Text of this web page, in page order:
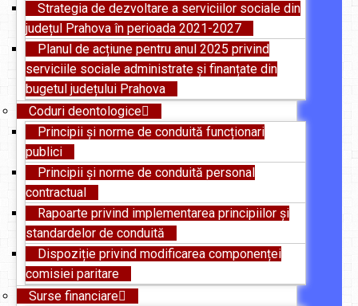
Strategia de dezvoltare a serviciilor sociale din
județul Prahova în perioada 2021-2027
Planul de acțiune pentru anul 2025 privind
serviciile sociale administrate și finanțate din
bugetul județului Prahova
Coduri deontologice
Principii și norme de conduită funcționari
publici
Principii și norme de conduită personal
contractual
Rapoarte privind implementarea principiilor și
standardelor de conduită
Dispoziție privind modificarea componenței
comisiei paritare
Surse financiare